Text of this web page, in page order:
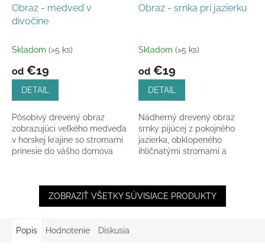
Obraz - medveď v
divočine
Skladom (>5 ks)
od €19
DETAIL
Pôsobivý drevený obraz
zobrazujúci veľkého medveďa
v horskej krajine so stromami
prinesie do vášho domova
Dostupný v...
Obraz - srnka pri jazierku
Skladom (>5 ks)
od €19
DETAIL
Nádherný drevený obraz
srnky pijúcej z pokojného
jazierka, obklopeného
ihličnatými stromami a
Dostupný v...
ZOBRAZIŤ VŠETKY SÚVISIACE PRODUKTY
Popis Hodnotenie Diskusia